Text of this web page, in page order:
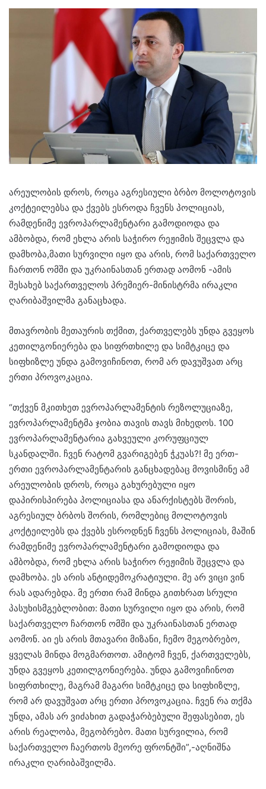
არეულობის დროს, როცა აგრესიული ბრბო მოლოტოვის
კოქტეილებსა და ქვებს ესროდა ჩვენს პოლიციას,
რამდენიმე ევროპარლამენტარი გამოდიოდა და
ამბობდა, რომ ეხლა არის საჭირო რეჟიმის შეცვლა და
დამხობა,მათი სურვილი იყო და არის, რომ საქართველო
ჩართონ ომში და უკრაინასთან ერთად აომონ -ამის
შესახებ საქართველოს პრემიერ-მინისტრმა ირაკლი
ღარიბაშვილმა განაცხადა.
მთავრობის მეთაურის თქმით, ქართველებს უნდა გვეყოს
კეთილგონიერება და სიფრთხილე და სიმტკიცე და
სიფხიზლე უნდა გამოვიჩინოთ, რომ არ დავუშვათ არც
ერთი პროვოკაცია.
“თქვენ მკითხეთ ევროპარლამენტის რეზოლუციაზე,
ევროპარლამენტმა ჯობია თავის თავს მიხედოს. 100
ევროპარლამენტარია გახვეული კორუფციულ
სკანდალში. ჩვენ რატომ გვარიგებენ ჭკუას?! მე ერთ-
ერთი ევროპარლამენტარის განცხადებაც მოვისმინე ამ
არეულობის დროს, როცა გახურებული იყო
დაპირისპირება პოლიციასა და ანარქისტებს შორის,
აგრესიულ ბრბოს შორის, რომლებიც მოლოტოვის
კოქტეილებს და ქვებს ესროდნენ ჩვენს პოლიციას, მაშინ
რამდენიმე ევროპარლამენტარი გამოდიოდა და
ამბობდა, რომ ეხლა არის საჭირო რეჟიმის შეცვლა და
დამხობა. ეს არის ანტიდემოკრატიული. მე არ ვიცი ვინ
რას ადარებდა. მე ერთი რამ მინდა გითხრათ სრული
პასუხისმგებლობით: მათი სურვილი იყო და არის, რომ
საქართველო ჩართონ ომში და უკრაინასთან ერთად
აომონ. აი ეს არის მთავარი მიზანი, ჩემო მეგობრებო,
ყველას მინდა მოგმართოთ. ამიტომ ჩვენ, ქართველებს,
უნდა გვეყოს კეთილგონიერება. უნდა გამოვიჩინოთ
სიფრთხილე, მაგრამ მაგარი სიმტკიცე და სიფხიზლე,
რომ არ დავუშვათ არც ერთი პროვოკაცია. ჩვენ რა თქმა
უნდა, ამას არ ვიძახით გადაჭარბებული შეფასებით, ეს
არის რეალობა, მეგობრებო. მათი სურვილია, რომ
საქართველო ჩაერთოს მეორე ფრონტში”,-აღნიშნა
ირაკლი ღარიბაშვილმა.